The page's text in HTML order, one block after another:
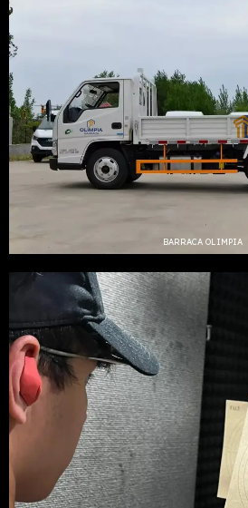
BARRACA OLIMPIA